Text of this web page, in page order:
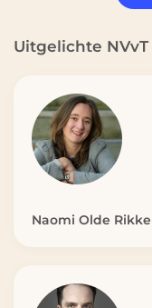
Uitgelichte
Naomi Olde